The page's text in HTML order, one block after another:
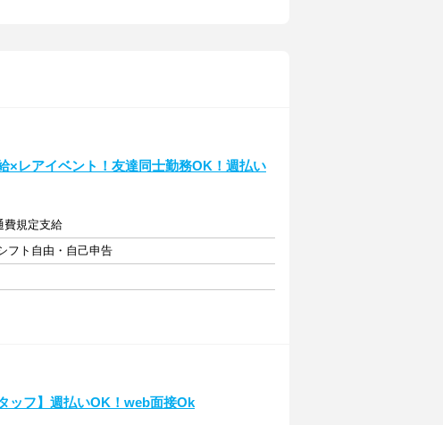
×レアイベント！友達同士勤務OK！週払い
費規定支給
フト自由・自己申告
ッフ】週払いOK！web面接Ok